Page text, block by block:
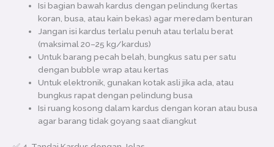
Isi bagian bawah kardus dengan pelindung (kertas
koran, busa, atau kain bekas) agar meredam benturan
Jangan isi kardus terlalu penuh atau terlalu berat
(maksimal 20–25 kg/kardus)
Untuk barang pecah belah, bungkus satu per satu
dengan bubble wrap atau kertas
Untuk elektronik, gunakan kotak asli jika ada, atau
bungkus rapat dengan pelindung busa
Isi ruang kosong dalam kardus dengan koran atau busa
agar barang tidak goyang saat diangkut